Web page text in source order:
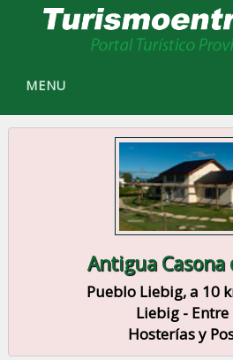
MENU
Antigua Casona
Pueblo Liebig, a 10
Liebig - Entre
Hosterías y